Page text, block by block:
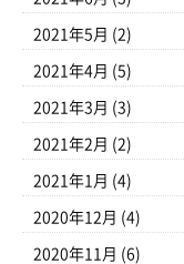
2021年5月 (2)
2021年4月 (5)
2021年3月 (3)
2021年2月 (2)
2021年1月 (4)
2020年12月 (4)
2020年11月 (6)